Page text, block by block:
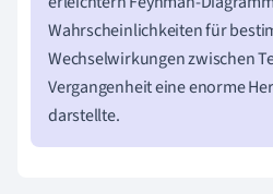
Wahrscheinlichkeiten für
Wechselwirkungen zwischen
Vergangenheit eine enorme
darstellte.